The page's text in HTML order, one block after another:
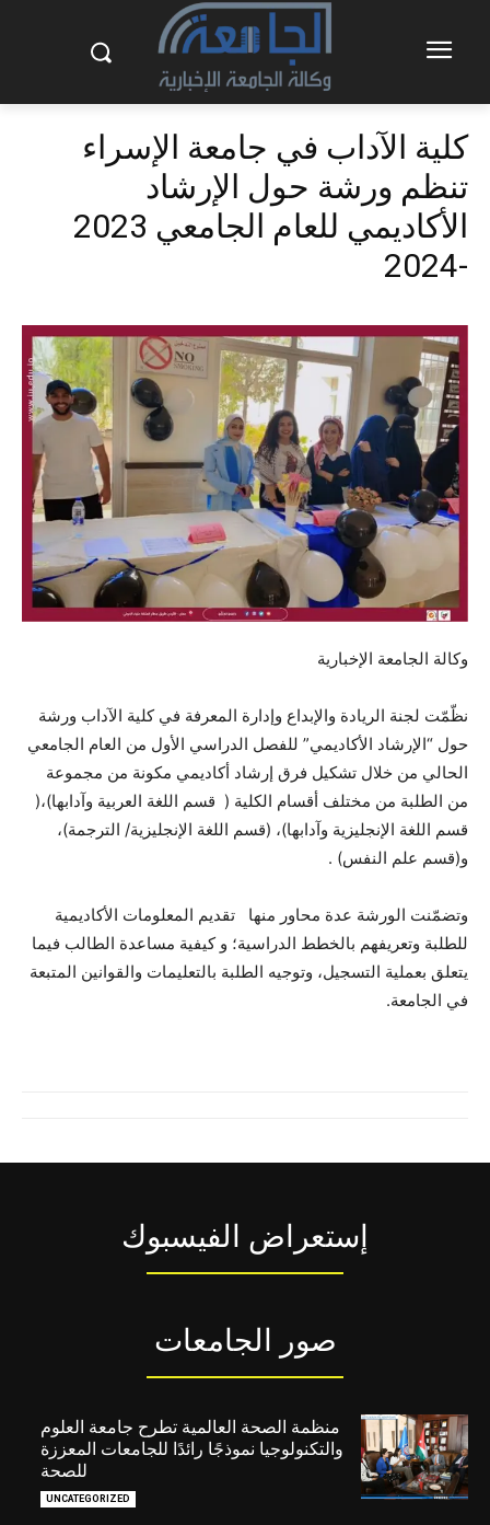
كلية الآداب في جامعة الإسراء
تنظم ورشة حول الإرشاد
الأكاديمي للعام الجامعي 2023
-2024
وكالة الجامعة الإخبارية
نظّمّت لجنة الريادة والإبداع وإدارة المعرفة في كلية الآداب ورشة
حول “الإرشاد الأكاديمي” للفصل الدراسي الأول من العام الجامعي
الحالي من خلال تشكيل فرق إرشاد أكاديمي مكونة من مجموعة
من الطلبة من مختلف أقسام الكلية ( قسم اللغة العربية وآدابها)،(
قسم اللغة الإنجليزية وآدابها)، (قسم اللغة الإنجليزية/ الترجمة)،
و(قسم علم النفس) .
وتضمّنت الورشة عدة محاور منها تقديم المعلومات الأكاديمية
للطلبة وتعريفهم بالخطط الدراسية؛ و كيفية مساعدة الطالب فيما
يتعلق بعملية التسجيل، وتوجيه الطلبة بالتعليمات والقوانين المتبعة
في الجامعة.
إستعراض الفيسبوك
صور الجامعات
منظمة الصحة العالمية تطرح جامعة العلوم
والتكنولوجيا نموذجًا رائدًا للجامعات المعززة
للصحة
UNCATEGORIZED